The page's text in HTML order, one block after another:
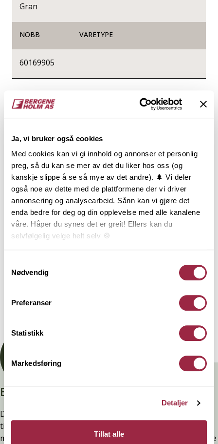
Ja, vi bruker også cookies
Med cookies kan vi gi innhold og annonser et personlig
preg, så du kan se mer av det du liker hos oss (og
kanskje slippe å se så mye av det andre). 🌲 Vi deler
også noe av dette med de plattformene der vi driver
annonsering og analysearbeid. Sånn kan vi gjøre det
enda bedre for deg og din opplevelse med alle kanalene
våre. Håper du synes det er greit! Ellers kan du
selvfølgelig velge helt selv 🍪
Nødvendig
Preferanser
Statistikk
Markedsføring
Detaljer
Tillat alle
Gran
NOBB VARETYPE
60169905
Produktinformasjon
Konstruksjonsvirke, ofte kalt K-virke, er sortert med
gjeldende standard for styrkesortering. Varen er
lengdekappet i intervaller, høvlet på alle 4 sider og
har avrundede eller fasede kanter.
Konstruksjonsvirke er CE og NS-merket og
underlagt 3-part kontroll. Styrkeklassen C24 brukes i
hovedsak bindingsverk og bjelkelag. Tekniske
konstruksjoner må beregnes iht. norske standarder
og utføres av kvalifisert personell. Denne varen er
produsert i Norge av PEFC-sertifisert tømmer fra
av karbon er dokumentert gjennom EPD og
Branntestet
Denne kledninger er testet, dokumentert, godkjent og
tilfredsstiller preakseptert ytelse for brann (D-s2,d0) ved
montering. Ytelsen opprettholdes ved å følge anvisningene